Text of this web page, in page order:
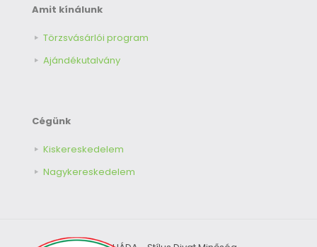
Amit kínálunk
Törzsvásárlói program
Ajándékutalvány
Cégünk
Kiskereskedelem
Nagykereskedelem